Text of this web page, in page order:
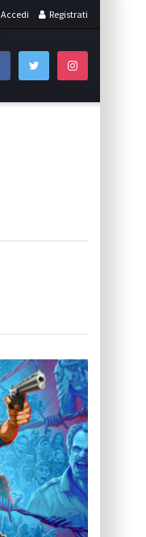
Accedi Registrati